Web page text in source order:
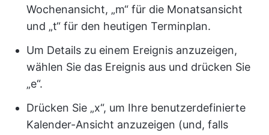
Wochenansicht, „m“ für die Monatsansicht
und „t“ für den heutigen Terminplan.
Um Details zu einem Ereignis anzuzeigen,
wählen Sie das Ereignis aus und drücken Sie
„e“.
Drücken Sie „x“, um Ihre benutzerdefinierte
Kalender-Ansicht anzuzeigen (und, falls